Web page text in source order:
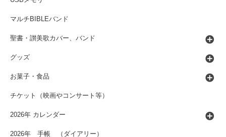
マルチBIBLEバンド
聖書・讃美歌カバー、バンド
グッズ
お菓子・食品
チケット（映画やコンサート等）
2026年 カレンダー
2026年 手帳 （ダイアリー）